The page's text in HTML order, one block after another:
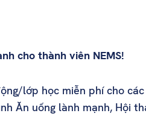
cho thành viên NEMS!
lớp học miễn phí cho
Ăn uống lành mạnh, Hội